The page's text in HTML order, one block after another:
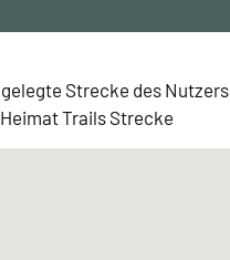
Strecke des Nutzers
Heimat Trails Strecke